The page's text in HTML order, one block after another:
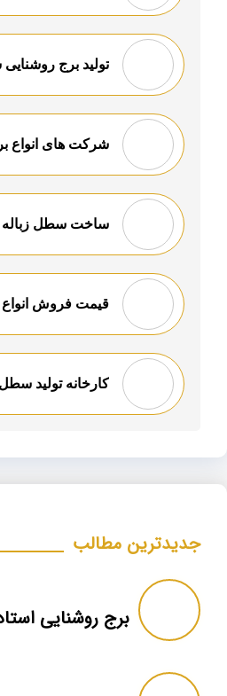
تولید برج
ساخت سطل زباله
جدیدترین مطالب
برج روشنایی